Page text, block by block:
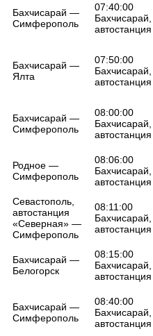
Бахчисарай —
Симферополь
07:40:00
Бахчисарай,
автостанция
Бахчисарай —
Ялта
07:50:00
Бахчисарай,
автостанция
Бахчисарай —
Симферополь
08:00:00
Бахчисарай,
автостанция
Родное —
Симферополь
08:06:00
Бахчисарай,
автостанция
Севастополь,
автостанция
«Северная» —
Симферополь
08:11:00
Бахчисарай,
автостанция
Бахчисарай —
Белогорск
08:15:00
Бахчисарай,
автостанция
Бахчисарай —
Симферополь
08:40:00
Бахчисарай,
автостанция